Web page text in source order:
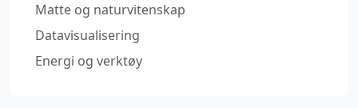
Matte og naturvitenskap
Datavisualisering
Energi og verktøy